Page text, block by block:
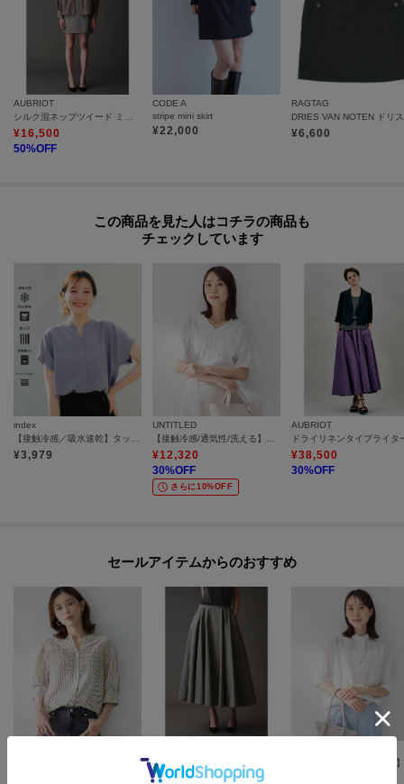
が異なる場合もございます。
モデル情報：身長177cm B74 W59 H90 着用サイズ：2（M）
AUBRIOT
¥16,500
50%OFF
CODE A
stripe mini skirt
¥22,000
RAGTAG
¥6,600
この商品を見た人はコチラの商品も
チェックしています
index
【接触冷感／吸水速乾】タックスキッパーブラウス《防シワ／イージーアイロン／洗濯機OK／9col》
¥3,979
UNTITLED
【接触冷感/通気性/洗える】Vネックフリルブラウス
¥12,320
30%OFF
さらに10%OFF
AUBRIOT
¥38,500
30%OFF
セールアイテムからのおすすめ
¥33,000